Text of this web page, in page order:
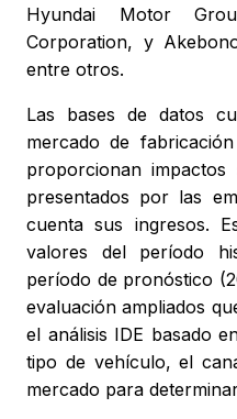
Hyundai Motor
Corporation, y
entre otros.
Las bases de datos
mercado de
proporcionan impactos
presentados por las
cuenta sus ingresos.
valores del período
período de pronóstico
evaluación ampliados
el análisis IDE basado
tipo de vehículo, el
mercado para